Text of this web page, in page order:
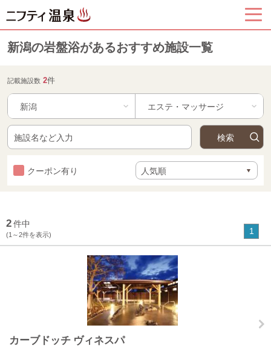
新潟の岩盤浴があるおすすめ施設一覧
記載施設数 2件
新潟
クーポン有り
2件中
(1～2件を表示) 1
カーブドッチ ヴィネスパ